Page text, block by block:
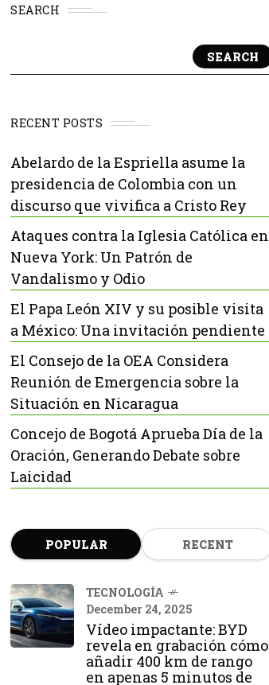
SEARCH
SEARCH
RECENT POSTS
Abelardo de la Espriella asume la
presidencia de Colombia con un
discurso que vivifica a Cristo Rey
Ataques contra la Iglesia Católica en
Nueva York: Un Patrón de
Vandalismo y Odio
El Papa León XIV y su posible visita
a México: Una invitación pendiente
El Consejo de la OEA Considera
Reunión de Emergencia sobre la
Situación en Nicaragua
Concejo de Bogotá Aprueba Día de la
Oración, Generando Debate sobre
Laicidad
POPULAR RECENT
TECNOLOGÍA
December 24, 2025
Vídeo impactante: BYD
revela en grabación cómo
añadir 400 km de rango
en apenas 5 minutos de